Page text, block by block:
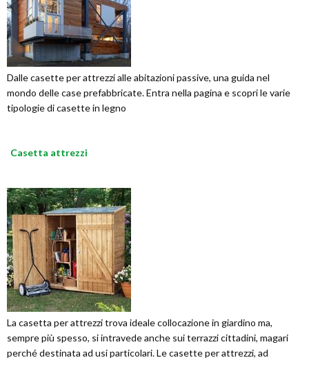
Dalle casette per attrezzi alle abitazioni passive, una guida nel
mondo delle case prefabbricate. Entra nella pagina e scopri le varie
tipologie di casette in legno
Casetta attrezzi
La casetta per attrezzi trova ideale collocazione in giardino ma,
sempre più spesso, si intravede anche sui terrazzi cittadini, magari
perché destinata ad usi particolari. Le casette per attrezzi, ad